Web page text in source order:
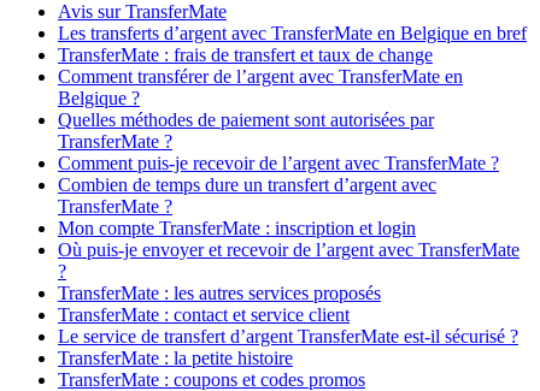
Avis sur TransferMate
Les transferts d’argent avec TransferMate en Belgique en bref
TransferMate : frais de transfert et taux de change
Comment transférer de l’argent avec TransferMate en
Belgique ?
Quelles méthodes de paiement sont autorisées par
TransferMate ?
Comment puis-je recevoir de l’argent avec TransferMate ?
Combien de temps dure un transfert d’argent avec
TransferMate ?
Mon compte TransferMate : inscription et login
Où puis-je envoyer et recevoir de l’argent avec TransferMate
?
TransferMate : les autres services proposés
TransferMate : contact et service client
Le service de transfert d’argent TransferMate est-il sécurisé ?
TransferMate : la petite histoire
TransferMate : coupons et codes promos